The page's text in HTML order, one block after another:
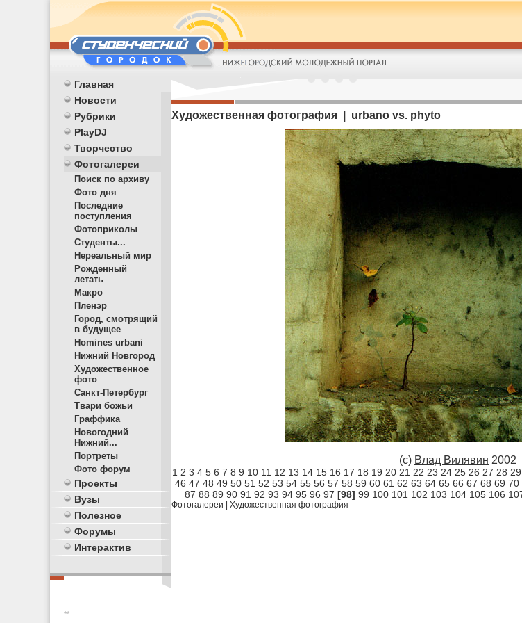
Главная
Новости
Рубрики
PlayDJ
Творчество
Фотогалереи
Поиск по архиву
Фото дня
Последние
поступления
Фотоприколы
Студенты...
Нереальный мир
Рожденный
летать
Макро
Пленэр
Город, смотрящий
в будущее
Homines urbani
Нижний Новгород
Художественное
фото
Санкт-Петербург
Твари божьи
Граффика
Новогодний
Нижний...
Портреты
Фото форум
Проекты
Вузы
Полезное
Форумы
Интерактив
**
Художественная фотография | urbano vs. phyto
(с) Влад Вилявин 2002
1 2 3 4 5 6 7 8 9 10 11 12 13 14 15 16 17 18 19 20 21 22 23 24 25 26 27 28 29
46 47 48 49 50 51 52 53 54 55 56 57 58 59 60 61 62 63 64 65 66 67 68 69 70
87 88 89 90 91 92 93 94 95 96 97 [98] 99 100 101 102 103 104 105 106
Фотогалереи Художественная фотография